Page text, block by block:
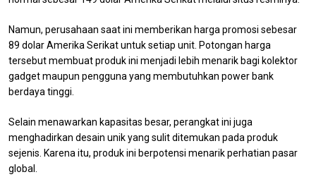
Namun, perusahaan saat ini memberikan harga promosi sebesar
89 dolar Amerika Serikat untuk setiap unit. Potongan harga
tersebut membuat produk ini menjadi lebih menarik bagi kolektor
gadget maupun pengguna yang membutuhkan power bank
berdaya tinggi.
Selain menawarkan kapasitas besar, perangkat ini juga
menghadirkan desain unik yang sulit ditemukan pada produk
sejenis. Karena itu, produk ini berpotensi menarik perhatian pasar
global.